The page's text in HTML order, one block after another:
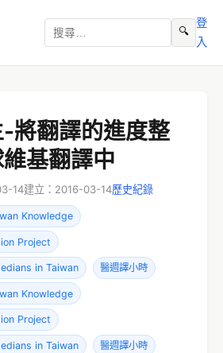
🔍
登
入
將翻譯的進度整
基翻譯中
14建立：2016-03-14歷史紀錄
Knowledge
Project
in Taiwan 醫週譯小時
Knowledge
Project
in Taiwan 醫週譯小時